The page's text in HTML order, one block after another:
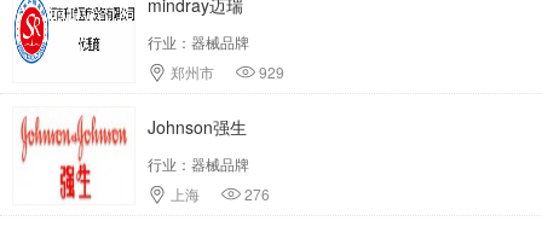
mindray迈瑞
行业：器械品牌
郑州市
929
Johnson强生
行业：器械品牌
上海
276